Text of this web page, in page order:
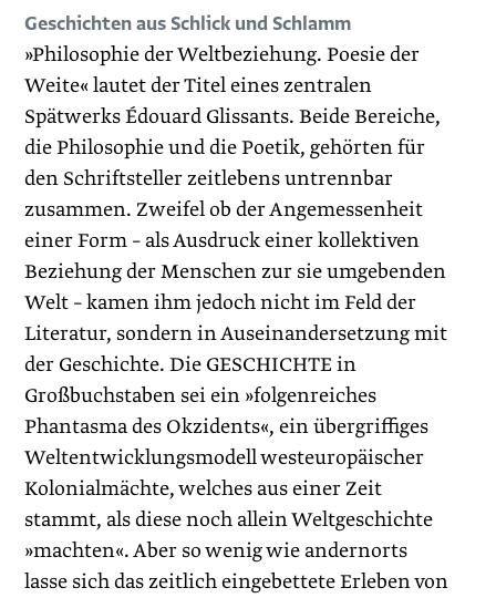
Geschichten aus Schlick und Schlamm
»Philosophie der Weltbeziehung. Poesie der
Weite« lautet der Titel eines zentralen
Spätwerks Édouard Glissants. Beide Bereiche,
die Philosophie und die Poetik, gehörten für
den Schriftsteller zeitlebens untrennbar
zusammen. Zweifel ob der Angemessenheit
einer Form – als Ausdruck einer kollektiven
Beziehung der Menschen zur sie umgebenden
Welt – kamen ihm jedoch nicht im Feld der
Literatur, sondern in Auseinandersetzung mit
der Geschichte. Die GESCHICHTE in
Großbuchstaben sei ein »folgenreiches
Phantasma des Okzidents«, ein übergriffiges
Weltentwicklungsmodell westeuropäischer
Kolonialmächte, welches aus einer Zeit
stammt, als diese noch allein Weltgeschichte
»machten«. Aber so wenig wie andernorts
lasse sich das zeitlich eingebettete Erleben von